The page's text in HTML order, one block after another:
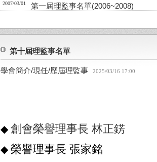
2007/03/01 第一屆理監事名單(2006~2008)
第十屆理監事名單
學會簡介/現任/歷屆理監事 2025/03/16 17:00
◆創會榮譽理事長 林正錺
◆榮譽理事長 張家銘